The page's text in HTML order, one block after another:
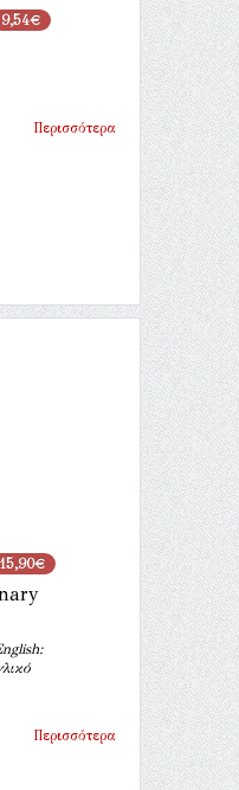
9,54€
Περισσότερα
15,90€
Περισσότερα